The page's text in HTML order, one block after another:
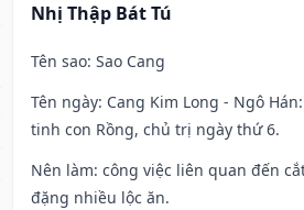
Nhị Thập Bát Tú
Tên sao: Sao Cang
Tên ngày: Cang Kim Long - Ngô
tinh con Rồng, chủ trị ngày thứ 6.
Nên làm: công việc liên quan đến
đặng nhiều lộc ăn.